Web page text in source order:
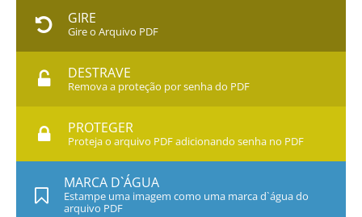
GIRE
Gire o Arquivo PDF
DESTRAVE
Remova a proteção por senha do PDF
PROTEGER
Proteja o arquivo PDF adicionando senha no PDF
MARCA D`ÁGUA
Estampe uma imagem como uma marca d`água do
arquivo PDF